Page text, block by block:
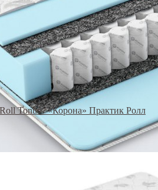
Tonus / «Корона» Практик Ролл